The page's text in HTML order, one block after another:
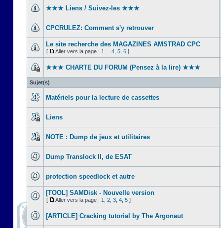
★★★ Liens / Suivez-les ★★★
CPCRULEZ: Comment s'y retrouver‎
Le site recherche des MAGAZINES AMSTRAD CPC
[ Aller vers la page : 1 4 5 6 ]
★★★ CHARTE DU FORUM (Pensez à la lire) ★★★
Sujet(s)
Matériels pour la lecture de cassettes
Liens
NOTE : Dump de jeux et utilitaires
Dump Translock II, de ESAT
protection speedlock et autre
[TOOL] SAMDisk - Nouvelle version
[ Aller vers la page : 1 2 3 4 5 ]
[ARTICLE] Cracking tutorial by The Argonaut